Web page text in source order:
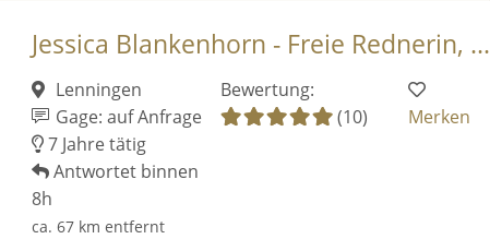
Jessica Blankenhorn - Freie Rednerin, ...
Lenningen
Gage: auf Anfrage
7 Jahre tätig
Antwortet binnen
8h
ca. 67 km entfernt
Bewertung:
(10)
Merken